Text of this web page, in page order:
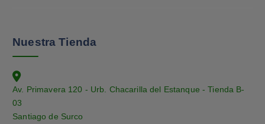
Nuestra Tienda
Av. Primavera 120 - Urb. Chacarilla del Estanque - Tienda B-
03
Santiago de Surco